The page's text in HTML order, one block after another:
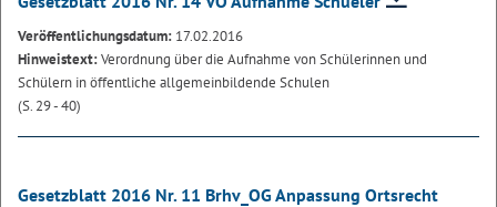
Veröffentlichungsdatum: 17.02.2016
Hinweistext:Verordnung über die Aufnahme von Schülerinnen und
Schülern in öffentliche allgemeinbildende Schulen
(S. 29 - 40)
Gesetzblatt 2016 Nr. 11 Brhv_OG Anpassung Ortsrecht